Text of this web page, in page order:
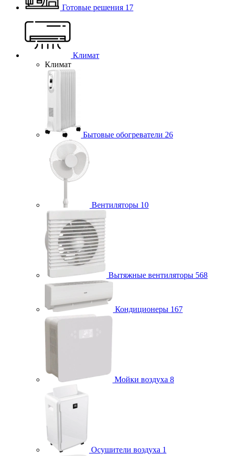
Готовые решения 17
Климат
Климат
Бытовые обогреватели 26
Вентиляторы 10
Вытяжные вентиляторы 568
Кондиционеры 167
Мойки воздуха 8
Осушители воздуха 1